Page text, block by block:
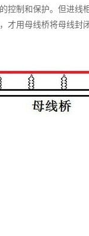
控制和保护。但进线
才用母线桥将母线封